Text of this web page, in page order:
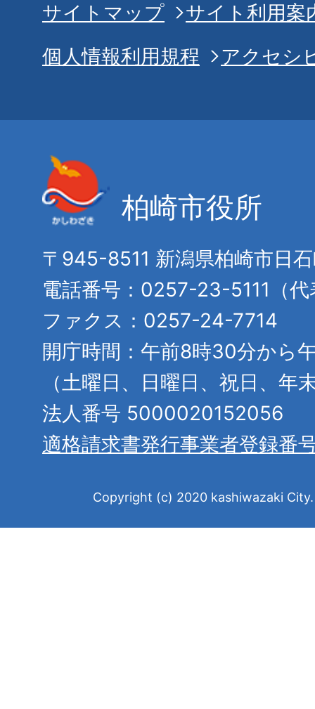
サイトマップ
サイト利用案
個人情報利用規程
アクセシ
柏崎市役所
〒945-8511 新潟県柏崎市日
電話番号：0257-23-5111（代
ファクス：0257-24-7714
開庁時間：午前8時30分から
（土曜日、日曜日、祝日、年
法人番号 5000020152056
適格請求書発行事業者登録番
Copyright (c) 2020 kashiwazaki